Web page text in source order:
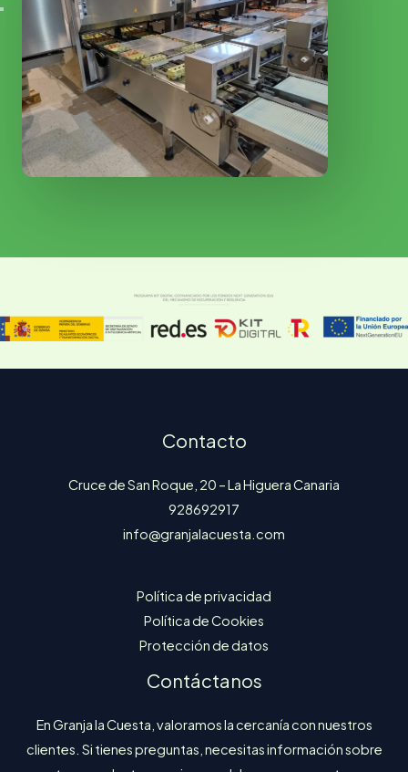
Contacto
Cruce de San Roque, 20 – La Higuera Canaria
928692917
info@granjalacuesta.com
Política de privacidad
Política de Cookies
Protección de datos
Contáctanos
En Granja la Cuesta, valoramos la cercanía con nuestros
clientes. Si tienes preguntas, necesitas información sobre